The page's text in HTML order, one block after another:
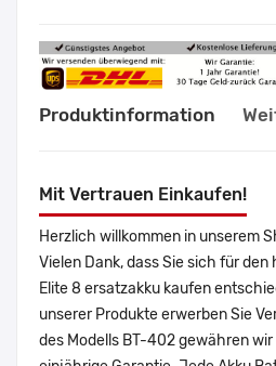
Produktinformation
Mit Vertrauen Einkaufen!
Herzlich willkommen in unserem
Vielen Dank, dass Sie sich für
Elite 8 ersatzakku kaufen
unserer Produkte erwerben Sie
des Modells BT-402 gewähren